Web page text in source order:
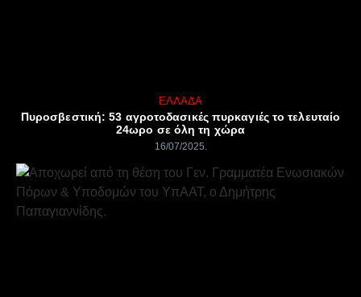
ΕΛΛΆΔΑ
Πυροσβεστική: 53 αγροτοδασικές πυρκαγιές το τελευταίο
24ωρο σε όλη τη χώρα
16/07/2025